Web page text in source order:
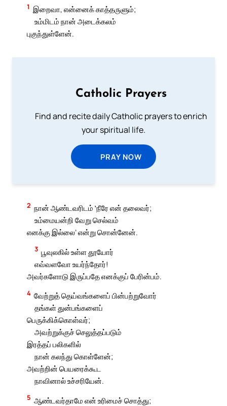
1 இறைவா, என்னைக் காத்தருளும்;
உம்மிடம் நான் அடைக்கலம்
புகுந்துள்ளேன்.
Catholic Prayers
Find and recite daily Catholic prayers to enrich
your spiritual life.
PRAY NOW
2 நான் ஆண்டவரிடம் ‛நீரே என் தலைவர்;
உம்மையன்றி வேறு செல்வம்
எனக்கு இல்லை’ என்று சொன்னேன்.
3 பூவுலகில் உள்ள தூயோர்
எவ்வளவோ உயர்ந்தோர்!
அவர்களோடு இருப்பதே எனக்குப் பேரின்பம்.
4 வேற்றுத் தெய்வங்களைப் பின்பற்றுவோர்
தங்கள் துன்பங்களைப்
பெருக்கிக்கொள்வர்;
அவற்றுக்குச் செலுத்தப்படும்
இரத்தப் பலிகளில்
நான் கலந்து கொள்ளேன்;
அவற்றின் பெயரைக்கூட
நாவினால் உச்சரியேன்.
5 ஆண்டவர்தாமே என் உரிமைச் சொத்து;